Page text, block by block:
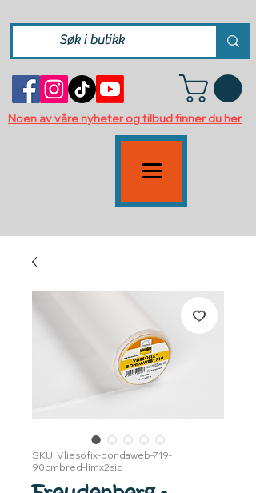
Noen av våre nyheter og tilbud finner du her
SKU: Vliesofix-bondaweb-719-
90cmbred-limx2sid